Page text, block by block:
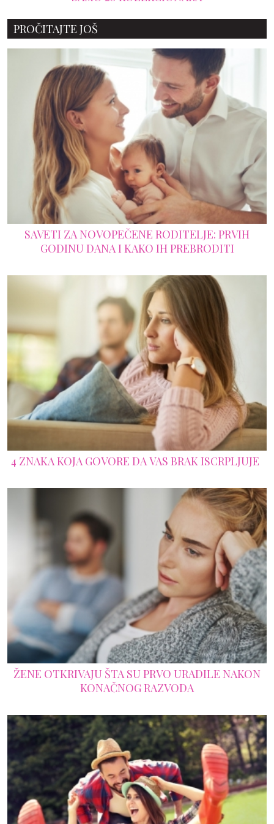
PROČITAJTE JOŠ
SAVETI ZA NOVOPEČENE RODITELJE: PRVIH
GODINU DANA I KAKO IH PREBRODITI
4 ZNAKA KOJA GOVORE DA VAS BRAK ISCRPLJUJE
ŽENE OTKRIVAJU ŠTA SU PRVO URADILE NAKON
KONAČNOG RAZVODA